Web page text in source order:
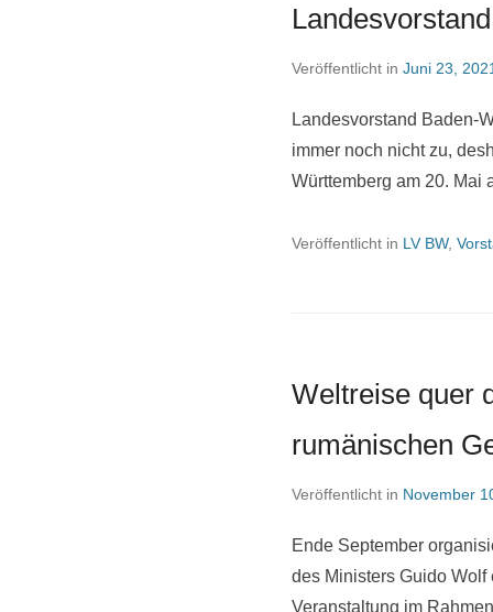
Veröffentlicht in Juni 23,
Landesvorstand Baden-
immer noch nicht zu,
Württemberg am 20.
Veröffentlicht in LV BW,
Weltreise quer
rumänischen
Veröffentlicht in November
Ende September
des Ministers Guido Wolf
Veranstaltung im